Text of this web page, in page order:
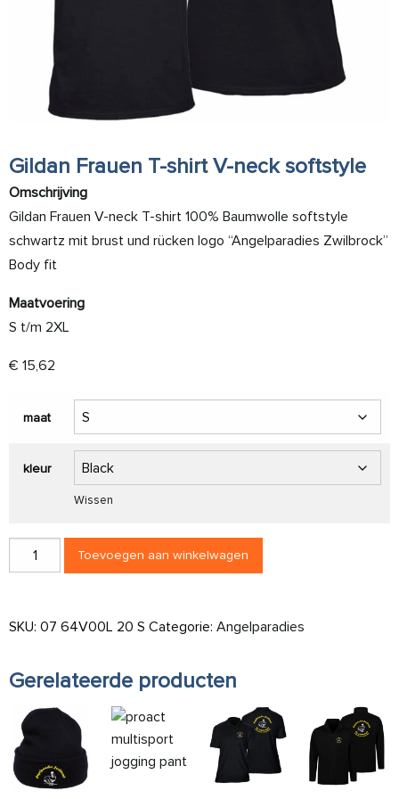
Gildan Frauen T-shirt V-neck softstyle
Omschrijving
Gildan Frauen V-neck T-shirt 100% Baumwolle softstyle
schwartz mit brust und rücken logo “Angelparadies Zwilbrock”
Body fit
Maatvoering
S t/m 2XL
€ 15,62
maat
kleur
Wissen
Gildan Frauen T-shirt V-neck softstyle aantal
Toevoegen aan winkelwagen
SKU: 07 64V00L 20 S Categorie: Angelparadies
Gerelateerde producten